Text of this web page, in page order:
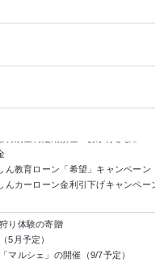
・調製
教育ローン「希望」キャンペーン
カーローン金利引下げキャンペーン
り体験の寄贈
5 月予定）
マルシェ」の開催（9/7予定）